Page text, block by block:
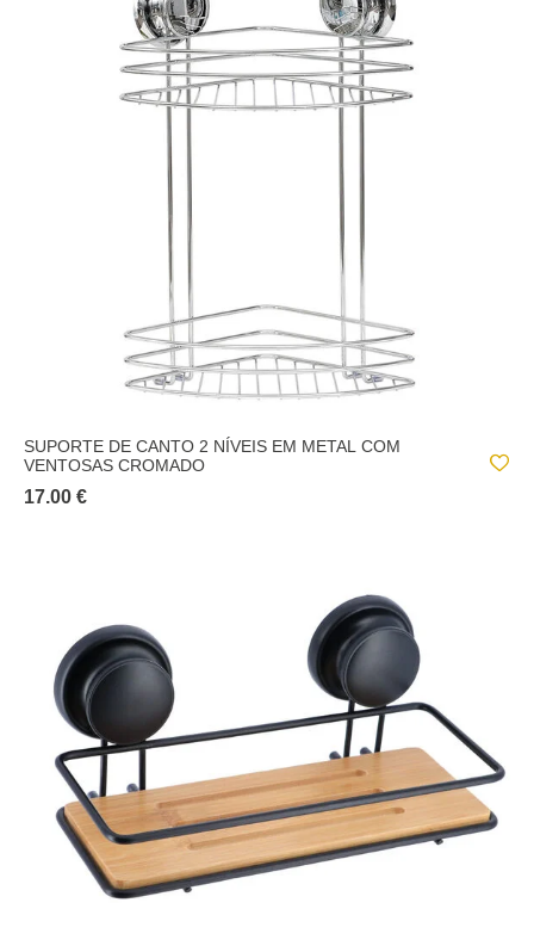
SUPORTE DE CANTO 2 NÍVEIS EM METAL COM
VENTOSAS CROMADO
17.00 €